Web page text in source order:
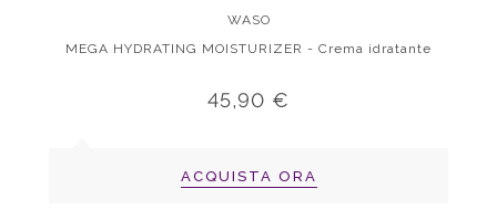
WASO
MEGA HYDRATING MOISTURIZER - Crema idratante
45,90 €
ACQUISTA ORA